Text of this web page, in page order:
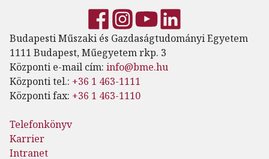
Budapesti Műszaki és Gazdaságtudományi Egyetem
1111 Budapest, Műegyetem rkp. 3
Központi e-mail cím: info@bme.hu
Központi tel.: +36 1 463-1111
Központi fax: +36 1 463-1110
Telefonkönyv
Karrier
Intranet